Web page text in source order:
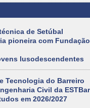
de Setúbal
pioneira com
lusodescendentes
Tecnologia do Barreiro
Civil da
em 2026/2027